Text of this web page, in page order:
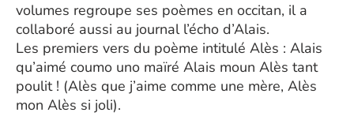
volumes regroupe ses poèmes en occitan, il a
collaboré aussi au journal l’écho d’Alais.
Les premiers vers du poème intitulé Alès : Alais
qu’aimé coumo uno maïré Alais moun Alès tant
poulit ! (Alès que j’aime comme une mère, Alès
mon Alès si joli).